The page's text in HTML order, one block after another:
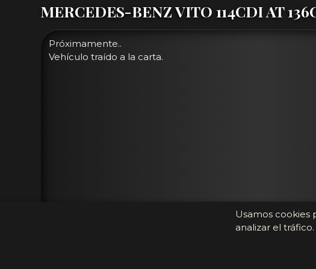
Usamos cookies
analizar el tráfico.
MERCEDES-BENZ VITO 114CDI AT
Próximamente..
Vehículo traído a la carta.